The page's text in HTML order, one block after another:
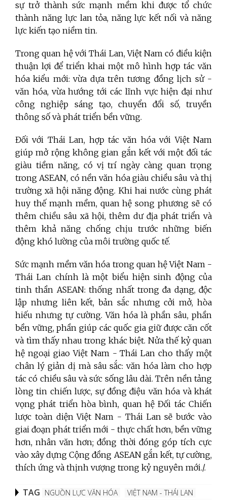
sự trở thành sức mạnh mềm khi được tổ chức
thành năng lực lan tỏa, năng lực kết nối và năng
lực kiến tạo niềm tin.
Trong quan hệ với Thái Lan, Việt Nam có điều kiện
thuận lợi để triển khai một mô hình hợp tác văn
hóa kiểu mới: vừa dựa trên tương đồng lịch sử -
văn hóa, vừa hướng tới các lĩnh vực hiện đại như
công nghiệp sáng tạo, chuyển đổi số, truyền
thông số và phát triển bền vững.
Đối với Thái Lan, hợp tác văn hóa với Việt Nam
giúp mở rộng không gian gắn kết với một đối tác
giàu tiềm năng, có vị trí ngày càng quan trọng
trong ASEAN, có nền văn hóa giàu chiều sâu và thị
trường xã hội năng động. Khi hai nước cùng phát
huy thế mạnh mềm, quan hệ song phương sẽ có
thêm chiều sâu xã hội, thêm dư địa phát triển và
thêm khả năng chống chịu trước những biến
động khó lường của môi trường quốc tế.
Sức mạnh mềm văn hóa trong quan hệ Việt Nam -
Thái Lan chính là một biểu hiện sinh động của
tinh thần ASEAN: thống nhất trong đa dạng, độc
lập nhưng liên kết, bản sắc nhưng cởi mở, hòa
hiếu nhưng tự cường. Văn hóa là phần sâu, phần
bền vững, phần giúp các quốc gia giữ được căn cốt
và tìm thấy nhau trong khác biệt. Nửa thế kỷ quan
hệ ngoại giao Việt Nam - Thái Lan cho thấy một
chân lý giản dị mà sâu sắc: văn hóa làm cho hợp
tác có chiều sâu và sức sống lâu dài. Trên nền tảng
lòng tin chiến lược, sự đồng điệu văn hóa và khát
vọng phát triển hòa bình, quan hệ Đối tác Chiến
lược toàn diện Việt Nam - Thái Lan sẽ bước vào
giai đoạn phát triển mới - thực chất hơn, bền vững
hơn, nhân văn hơn; đồng thời đóng góp tích cực
vào xây dựng Cộng đồng ASEAN gắn kết, tự cường,
thích ứng và thịnh vượng trong kỷ nguyên mới./.
TAG NGUỒN LỰC VĂN HÓA
VIỆT NAM - THÁI LAN